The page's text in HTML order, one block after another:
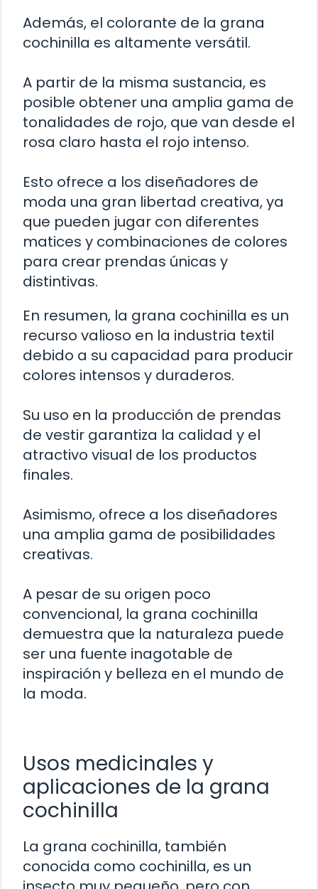
Además, el colorante de la grana
cochinilla es altamente versátil.
A partir de la misma sustancia, es
posible obtener una amplia gama de
tonalidades de rojo, que van desde el
rosa claro hasta el rojo intenso.
Esto ofrece a los diseñadores de
moda una gran libertad creativa, ya
que pueden jugar con diferentes
matices y combinaciones de colores
para crear prendas únicas y
distintivas.
En resumen, la grana cochinilla es un
recurso valioso en la industria textil
debido a su capacidad para producir
colores intensos y duraderos.
Su uso en la producción de prendas
de vestir garantiza la calidad y el
atractivo visual de los productos
finales.
Asimismo, ofrece a los diseñadores
una amplia gama de posibilidades
creativas.
A pesar de su origen poco
convencional, la grana cochinilla
demuestra que la naturaleza puede
ser una fuente inagotable de
inspiración y belleza en el mundo de
la moda.
Usos medicinales y
aplicaciones de la grana
cochinilla
La grana cochinilla, también
conocida como cochinilla, es un